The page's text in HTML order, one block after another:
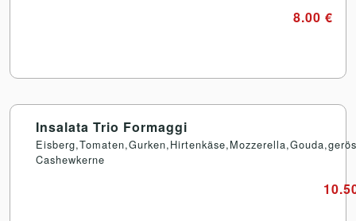
8.00 €
Insalata Trio Formaggi
Cashewkerne